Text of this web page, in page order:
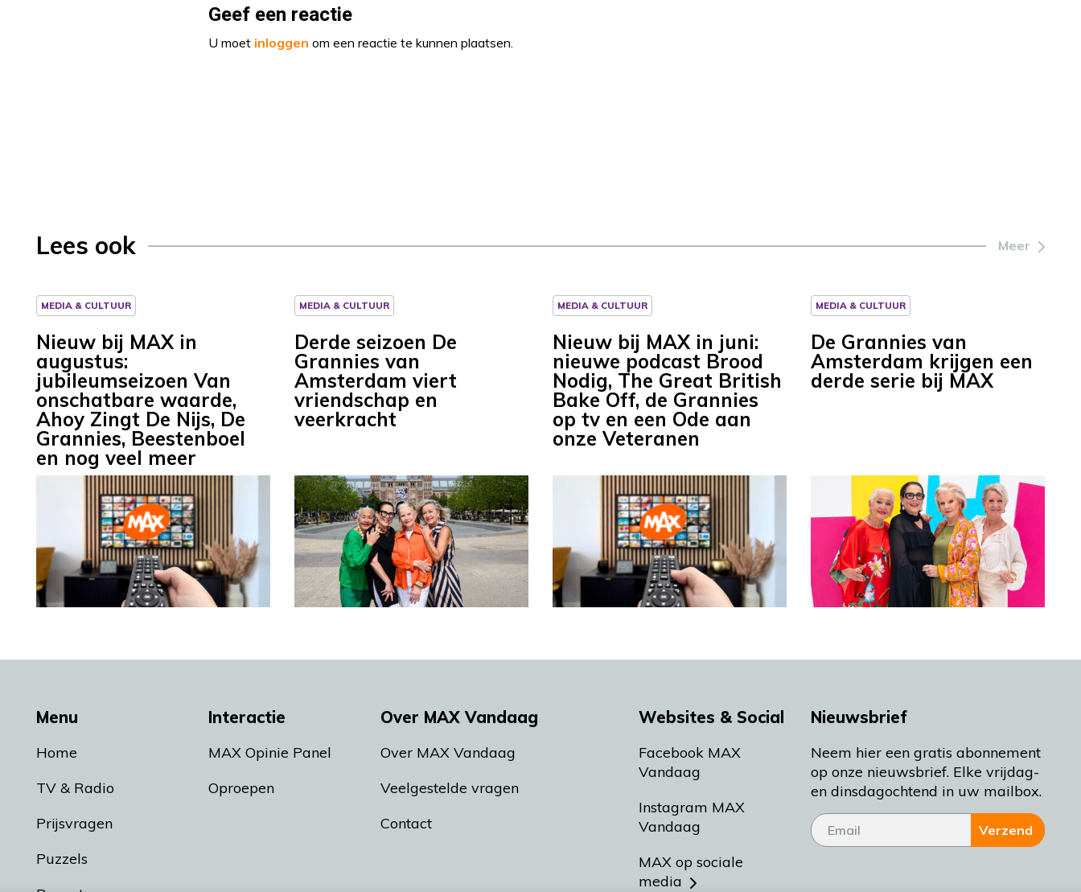
Geef een reactie
U moet inloggen om een reactie te kunnen plaatsen.
Lees ook Meer
MEDIA & CULTUUR
Nieuw bij MAX in
augustus:
jubileumseizoen Van
onschatbare waarde,
Ahoy Zingt De Nijs, De
Grannies, Beestenboel
en nog veel meer
MEDIA & CULTUUR
Derde seizoen De
Grannies van
Amsterdam viert
vriendschap en
veerkracht
MEDIA & CULTUUR
Nieuw bij MAX in juni:
nieuwe podcast Brood
Nodig, The Great British
Bake Off, de Grannies
op tv en een Ode aan
onze Veteranen
MEDIA & CULTUUR
De Grannies van
Amsterdam krijgen een
derde serie bij MAX
Menu
Home
TV & Radio
Prijsvragen
Puzzels
Interactie
MAX Opinie Panel
Oproepen
Over MAX Vandaag
Over MAX Vandaag
Veelgestelde vragen
Contact
Websites & Social
Facebook MAX
Vandaag
Instagram MAX
Vandaag
MAX op sociale
media
Nieuwsbrief
Neem hier een gratis abonnement
op onze nieuwsbrief. Elke vrijdag-
en dinsdagochtend in uw mailbox.
Verzend